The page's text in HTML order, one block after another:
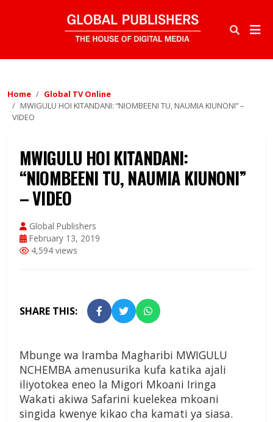
Home
Global TV Online
MWIGULU HOI KITANDANI: “NIOMBEENI TU, NAUMIA KIUNONI” –
VIDEO
MWIGULU HOI KITANDANI:
“NIOMBEENI TU, NAUMIA KIUNONI”
– VIDEO
Global Publishers
February 13, 2019
4,594 views
SHARE THIS:
Mbunge wa Iramba Magharibi MWIGULU
NCHEMBA amenusurika kufa katika ajali
iliyotokea eneo la Migori Mkoani Iringa
Wakati akiwa Safarini kuelekea mkoani
singida kwenye kikao cha kamati ya siasa.